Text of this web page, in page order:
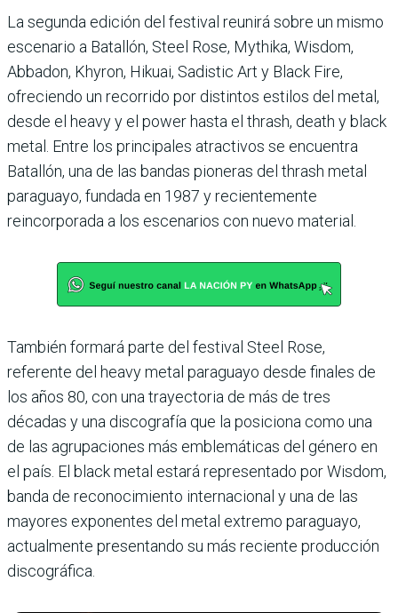
La segunda edición del festival reunirá sobre un mismo
escenario a Batallón, Steel Rose, Mythika, Wisdom,
Abbadon, Khyron, Hikuai, Sadistic Art y Black Fire,
ofreciendo un recorrido por distintos estilos del metal,
desde el heavy y el power hasta el thrash, death y black
metal. Entre los principales atractivos se encuentra
Batallón, una de las bandas pioneras del thrash metal
paraguayo, fundada en 1987 y recientemente
reincorporada a los escenarios con nuevo material.
También formará parte del festival Steel Rose,
referente del heavy metal paraguayo desde finales de
los años 80, con una trayectoria de más de tres
décadas y una discografía que la posiciona como una
de las agrupaciones más emblemáticas del género en
el país. El black metal estará representado por Wisdom,
banda de reconocimiento internacional y una de las
mayores exponentes del metal extremo paraguayo,
actualmente presentando su más reciente producción
discográfica.